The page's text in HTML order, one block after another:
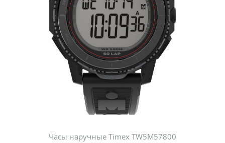
Часы наручные Timex TW5M57800